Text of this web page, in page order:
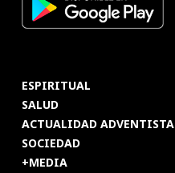
ESPIRITUAL
SALUD
ACTUALIDAD ADVENTISTA
SOCIEDAD
+MEDIA